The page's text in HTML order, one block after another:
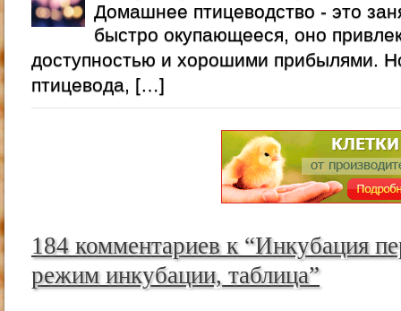
Домашнее птицеводство - это
быстро окупающееся, оно
доступностью и хорошими прибылями.
птицевода, […]
184 комментариев к “Инкубация
режим инкубации, таблица”